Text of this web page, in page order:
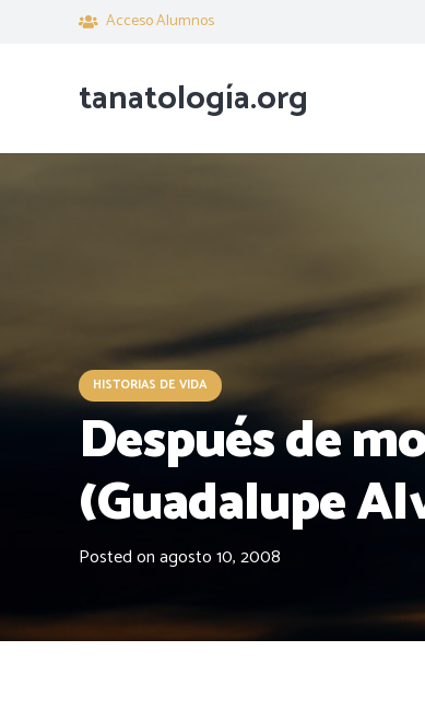
Acceso Alumnos
tanatología.org
HISTORIAS DE VIDA
Después de
(Guadalupe
Posted onagosto 10, 2008